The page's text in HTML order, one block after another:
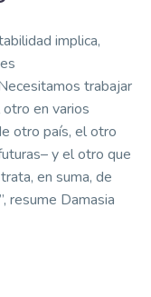
implica,
trabajar
en varios
otro país, el otro
y el otro que
en suma, de
resume Damasia